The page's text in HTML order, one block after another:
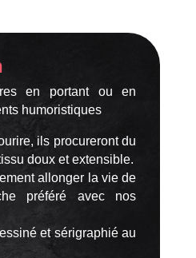
en portant ou en
humoristiques
ils procureront du
doux et extensible.
allonger la vie de
préféré avec nos
et sérigraphié au